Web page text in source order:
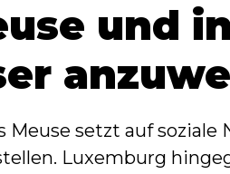
und
setzt auf
Luxemburg